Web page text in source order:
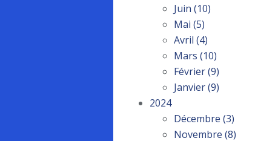
Juin (10)
Mai (5)
Avril (4)
Mars (10)
Février(9)
Janvier(9)
2024
Décembre (3)
Novembre (8)